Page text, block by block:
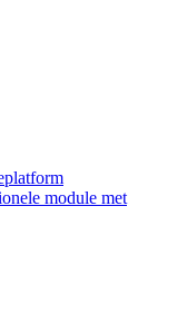
module met